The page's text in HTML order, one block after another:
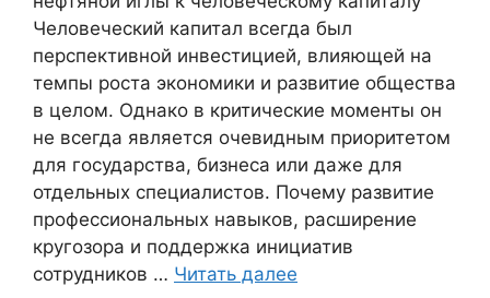
Человеческий капитал всегда был
перспективной инвестицией, влияющей на
темпы роста экономики и развитие общества
в целом. Однако в критические моменты он
не всегда является очевидным приоритетом
для государства, бизнеса или даже для
отдельных специалистов. Почему развитие
профессиональных навыков, расширение
кругозора и поддержка инициатив
сотрудников … Читать далее